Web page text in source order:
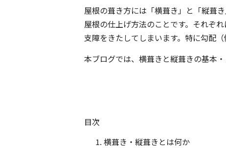
屋根の葺き方には「横葺き」と「縦葺
屋根の仕上げ方法のことです。それぞ
支障をきたしてしまいます。特に勾配
本ブログでは、横葺きと縦葺きの基本
目次
横葺き・縦葺きとは何か